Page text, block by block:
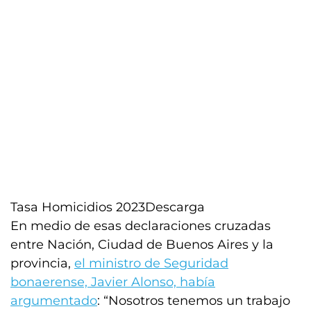
Tasa Homicidios 2023Descarga
En medio de esas declaraciones cruzadas
entre Nación, Ciudad de Buenos Aires y la
provincia, el ministro de Seguridad
bonaerense, Javier Alonso, había
argumentado: “Nosotros tenemos un trabajo